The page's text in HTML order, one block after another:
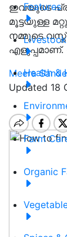
Features
Health &
Farm
Organic
ഇവയുടെ
മൂട്ടയുള്ള
നമ്മുടെ
എളുപ്പമാണ്.
Meera
Updated 18